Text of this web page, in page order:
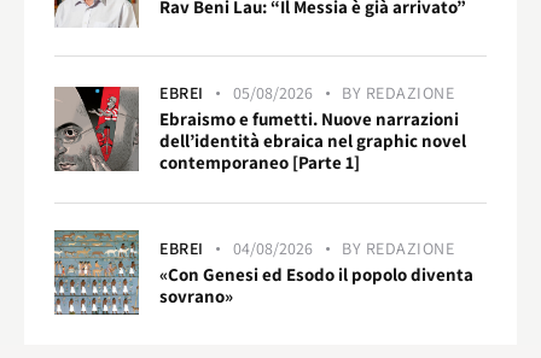
Rav Beni Lau: “Il Messia è già arrivato”
EBREI 05/08/2026 BY REDAZIONE
Ebraismo e fumetti. Nuove narrazioni
dell’identità ebraica nel graphic novel
contemporaneo [Parte 1]
EBREI 04/08/2026 BY REDAZIONE
«Con Genesi ed Esodo il popolo diventa
sovrano»